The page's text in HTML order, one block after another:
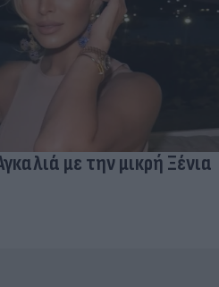
με την μικρή Ξένια